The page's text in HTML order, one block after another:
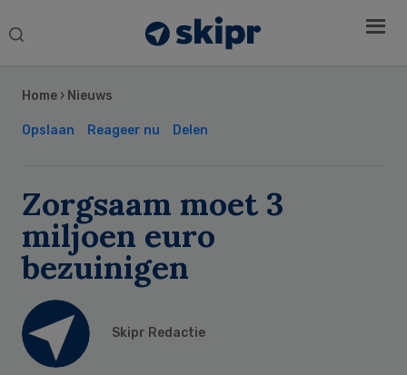
Search
Home › Nieuws
Opslaan Reageer nu Delen
Zorgsaam moet 3
miljoen euro
bezuinigen
Skipr Redactie
Sidebar